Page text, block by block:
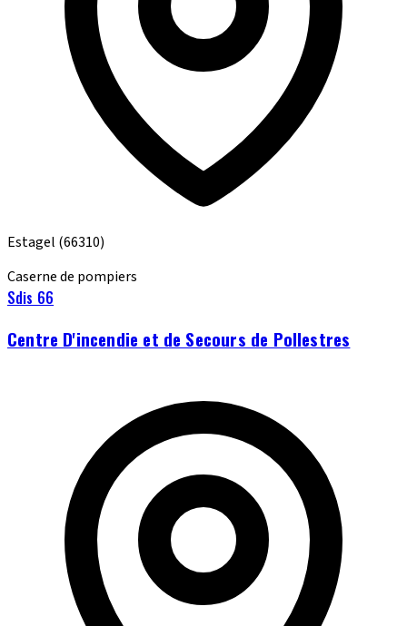
Estagel (66310)
Caserne de pompiers
Sdis 66
Centre D'incendie et de Secours de Pollestres